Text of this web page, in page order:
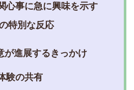
心事に急に興味を示す
特別な反応
が進展するきっかけ
験の共有